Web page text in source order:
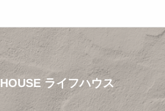
ライフハウス